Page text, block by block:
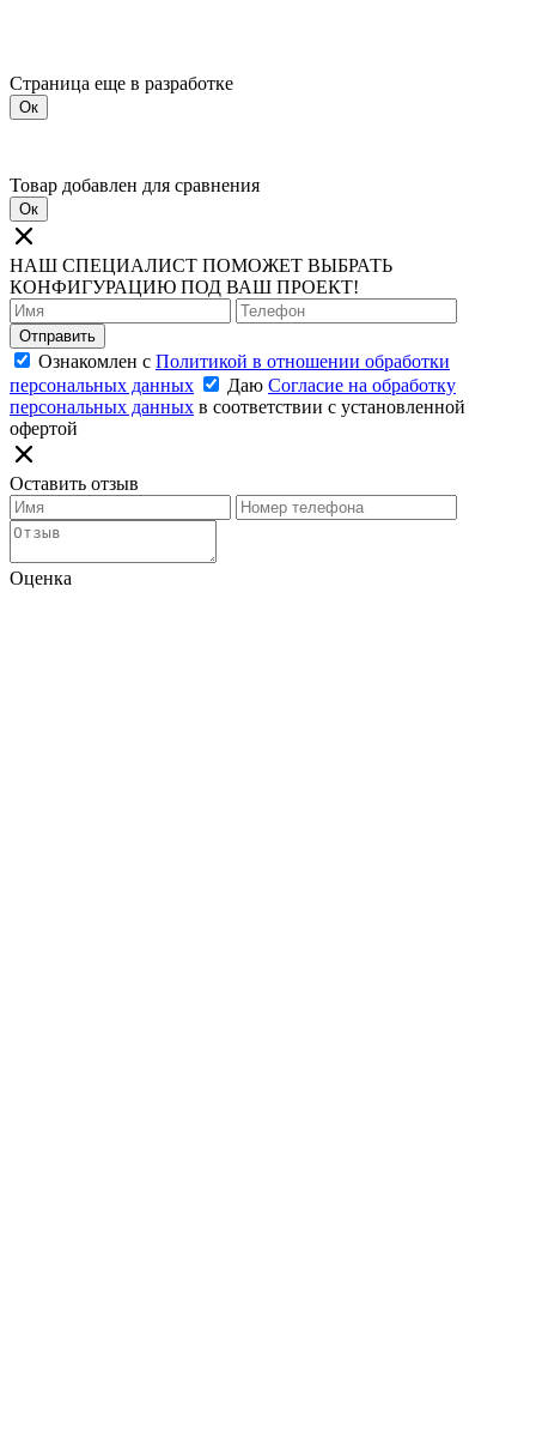
Страница еще в разработке
Ок
Товар добавлен для сравнения
Ок
НАШ СПЕЦИАЛИСТ ПОМОЖЕТ ВЫБРАТЬ
КОНФИГУРАЦИЮ ПОД ВАШ ПРОЕКТ!
Отправить
Ознакомлен с Политикой в отношении обработки
персональных данных
Даю Согласие на обработку
персональных данных в соответствии с установленной
офертой
Оставить отзыв
Оценка